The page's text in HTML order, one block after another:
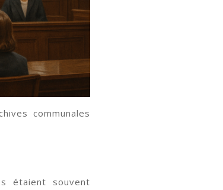
communales
étaient souvent